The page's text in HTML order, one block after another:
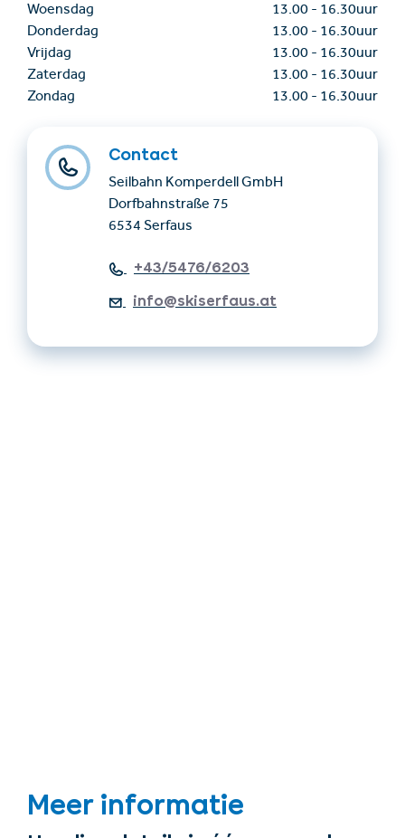
Woensdag
13.00 - 16.30uur
Donderdag
13.00 - 16.30uur
Vrijdag
13.00 - 16.30uur
Zaterdag
13.00 - 16.30uur
Zondag
13.00 - 16.30uur
Contact
Seilbahn Komperdell GmbH
Dorfbahnstraße 75
6534 Serfaus
+43/5476/6203
info@skiserfaus.at
Meer informatie